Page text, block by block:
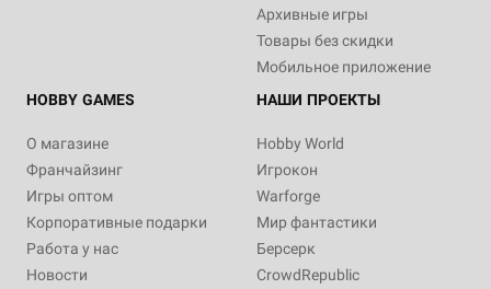
Архивные игры
Товары без скидки
Мобильное приложение
HOBBY GAMES
О магазине
Франчайзинг
Игры оптом
Корпоративные подарки
Работа у нас
Новости
НАШИ ПРОЕКТЫ
Hobby World
Игрокон
Warforge
Мир фантастики
Берсерк
CrowdRepublic